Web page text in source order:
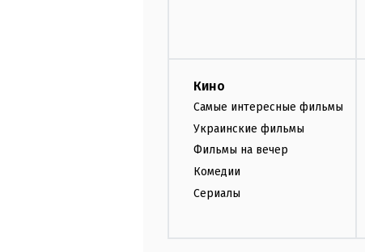
Кино
Самые интересные фильмы
Украинские фильмы
Фильмы на вечер
Комедии
Сериалы